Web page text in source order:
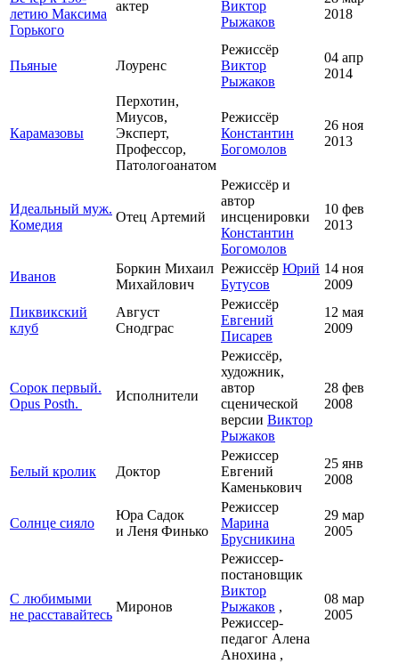
летию Максима
Горького
актер
Виктор
Рыжаков
2018
Пьяные Лоуренс
Режиссёр
Виктор
Рыжаков
04 апр
2014
Карамазовы
Перхотин,
Миусов,
Эксперт,
Профессор,
Патологоанатом
Режиссёр
Константин
Богомолов
26 ноя
2013
Идеальный муж.
Комедия
Отец Артемий
Режиссёр и
автор
инсценировки
Константин
Богомолов
10 фев
2013
Иванов
Боркин Михаил
Михайлович
Режиссёр Юрий
Бутусов
14 ноя
2009
Пиквикский
клуб
Август
Снодграс
Режиссёр
Евгений
Писарев
12 мая
2009
Сорок первый.
Opus Posth.
Исполнители
Режиссёр,
художник,
автор
сценической
версии Виктор
Рыжаков
28 фев
2008
Белый кролик Доктор
Режиссер
Евгений
Каменькович
25 янв
2008
Солнце сияло
Юра Садок
и Леня Финько
Режиссер
Марина
Брусникина
29 мар
2005
С любимыми
не расставайтесь
Миронов
Режиссер-
постановщик
Виктор
Рыжаков ,
Режиссер-
педагог Алена
Анохина ,
08 мар
2005